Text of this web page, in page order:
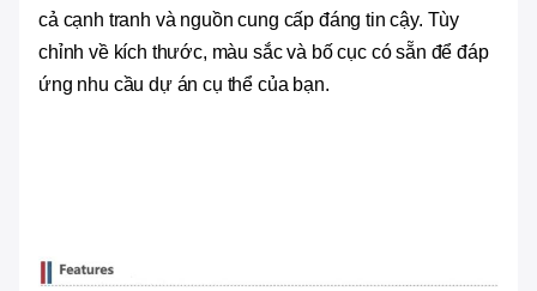
cả cạnh tranh và nguồn cung cấp đáng tin cậy. Tùy
chỉnh về kích thước, màu sắc và bố cục có sẵn để đáp
ứng nhu cầu dự án cụ thể của bạn.